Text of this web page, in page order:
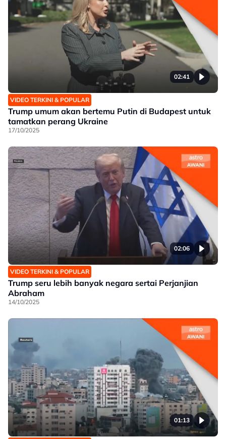
02:41
VIDEO TERKINI & POPULAR
Trump umum akan bertemu Putin di Budapest untuk
tamatkan perang Ukraine
17/10/2025
02:06
VIDEO TERKINI & POPULAR
Trump seru lebih banyak negara sertai Perjanjian
Abraham
14/10/2025
01:13